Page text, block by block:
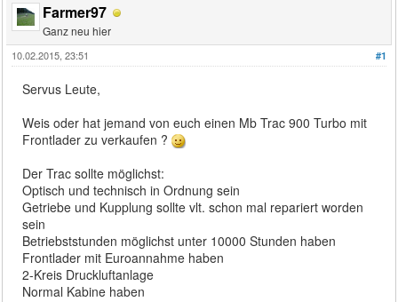
Farmer97
Ganz neu hier
#1
10.02.2015, 23:51
Servus Leute,
Weis oder hat jemand von euch einen Mb Trac 900 Turbo mit
Frontlader zu verkaufen ?
Der Trac sollte möglichst:
Optisch und technisch in Ordnung sein
Getriebe und Kupplung sollte vlt. schon mal repariert worden
sein
Betriebststunden möglichst unter 10000 Stunden haben
Frontlader mit Euroannahme haben
2-Kreis Druckluftanlage
Normal Kabine haben